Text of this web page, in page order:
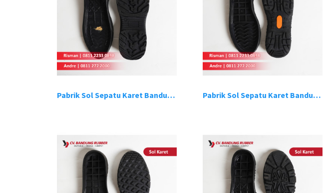
Pabrik Sol Sepatu Karet Bandung 9 Pabrik Sol Sepatu Karet Bandung 10